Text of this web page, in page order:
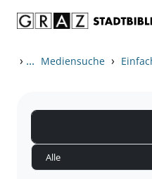
› ... Mediensuche ›